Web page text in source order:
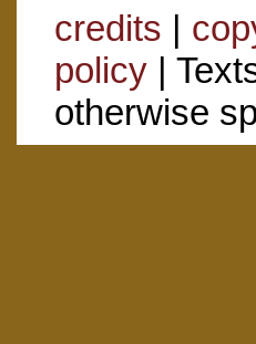
credits |
policy|
otherwise